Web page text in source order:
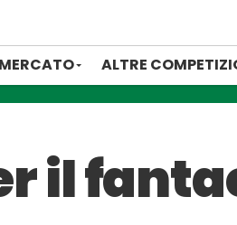
ALTRE
il